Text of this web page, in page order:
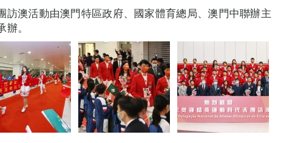
訪澳活動由澳門特區政府、國家體育總局、澳門中聯辦主
。